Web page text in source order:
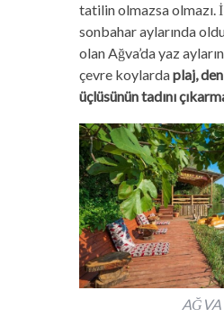
tatilin olmazsa olmazı.
sonbahar aylarında
olan Ağva’da yaz
çevre koylardaplaj,
üçlüsünün tadını
AĞVA